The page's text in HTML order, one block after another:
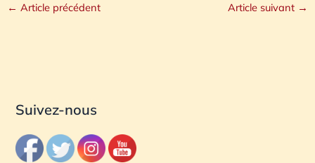
← Article précédent Article suivant →
Suivez-nous